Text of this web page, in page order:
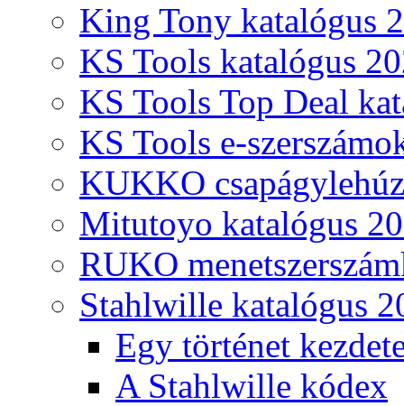
King Tony katalógus
KS Tools katalógus
KS Tools Top Deal
KS Tools e-
KUKKO
Mitutoyo katalógus
RUKO
Stahlwille katalógus
Egy történet
A Stahlwille kódex